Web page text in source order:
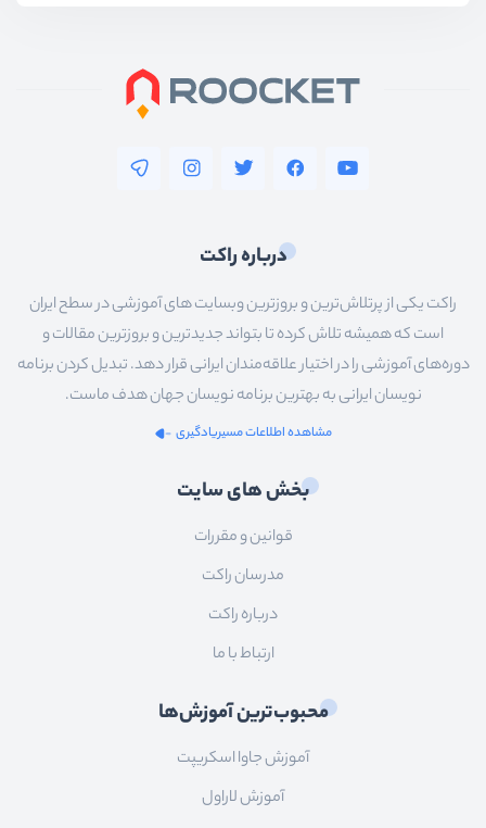
درباره راکت
راکت یکی از پرتلاش‌ترین و بروزترین وبسایت های آموزشی در سطح ایران
است که همیشه تلاش کرده تا بتواند جدیدترین و بروزترین مقالات و
دوره‌های آموزشی را در اختیار علاقه‌مندان ایرانی قرار دهد. تبدیل کردن برنامه
نویسان ایرانی به بهترین برنامه نویسان جهان هدف ماست.
مشاهده اطلاعات مسیریادگیری
بخش های سایت
قوانین و مقررات
مدرسان راکت
درباره راکت
ارتباط با ما
محبوب‌ترین آموزش‌ها
آموزش جاوا اسکریپت
آموزش لاراول